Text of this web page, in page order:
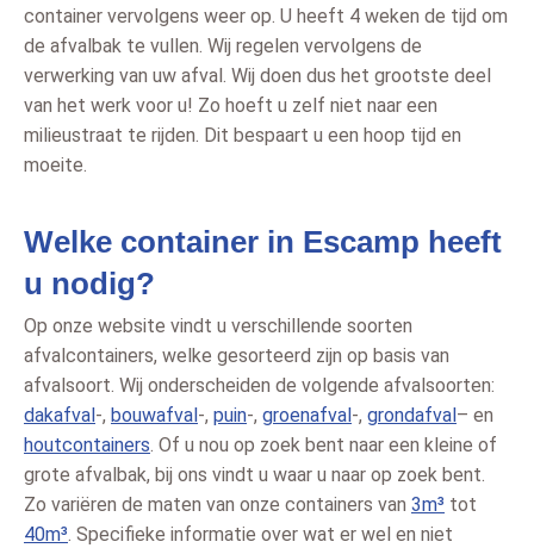
container vervolgens weer op. U heeft 4 weken de tijd om
de afvalbak te vullen. Wij regelen vervolgens de
verwerking van uw afval. Wij doen dus het grootste deel
van het werk voor u! Zo hoeft u zelf niet naar een
milieustraat te rijden. Dit bespaart u een hoop tijd en
moeite.
Welke container in Escamp heeft
u nodig?
Op onze website vindt u verschillende soorten
afvalcontainers, welke gesorteerd zijn op basis van
afvalsoort. Wij onderscheiden de volgende afvalsoorten:
dakafval -, bouwafval -, puin-, groenafval -, grondafval – en
houtcontainers. Of u nou op zoek bent naar een kleine of
grote afvalbak, bij ons vindt u waar u naar op zoek bent.
Zo variëren de maten van onze containers van 3m³ tot
40m³. Specifieke informatie over wat er wel en niet